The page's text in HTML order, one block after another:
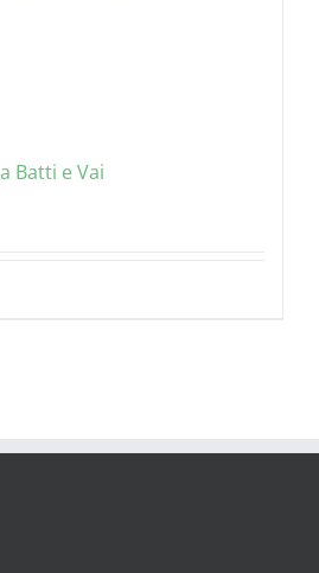
Batti e Vai